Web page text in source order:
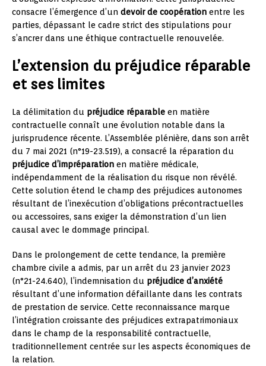
consacre l’émergence d’un devoir de coopération entre les
parties, dépassant le cadre strict des stipulations pour
s’ancrer dans une éthique contractuelle renouvelée.
L’extension du préjudice réparable
et ses limites
La délimitation du préjudice réparable en matière
contractuelle connaît une évolution notable dans la
jurisprudence récente. L’Assemblée plénière, dans son arrêt
du 7 mai 2021 (n°19-23.519), a consacré la réparation du
préjudice d’impréparation en matière médicale,
indépendamment de la réalisation du risque non révélé.
Cette solution étend le champ des préjudices autonomes
résultant de l’inexécution d’obligations précontractuelles
ou accessoires, sans exiger la démonstration d’un lien
causal avec le dommage principal.
Dans le prolongement de cette tendance, la première
chambre civile a admis, par un arrêt du 23 janvier 2023
(n°21-24.640), l’indemnisation du préjudice d’anxiété
résultant d’une information défaillante dans les contrats
de prestation de service. Cette reconnaissance marque
l’intégration croissante des préjudices extrapatrimoniaux
dans le champ de la responsabilité contractuelle,
traditionnellement centrée sur les aspects économiques de
la relation.